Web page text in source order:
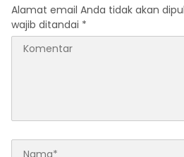
Alamat email Anda tidak akan
wajib ditandai *